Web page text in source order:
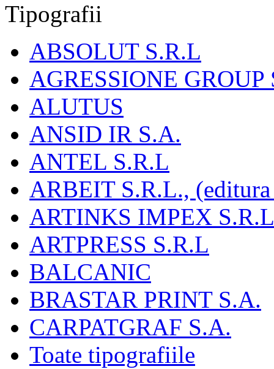
Tipografii
ABSOLUT S.R.L
AGRESSIONE GROUP
ALUTUS
ANSID IR S.A.
ANTEL S.R.L
ARBEIT S.R.L.,
ARTINKS IMPEX
ARTPRESS S.R.L
BALCANIC
BRASTAR PRINT S.A.
CARPATGRAF S.A.
Toate tipografiile